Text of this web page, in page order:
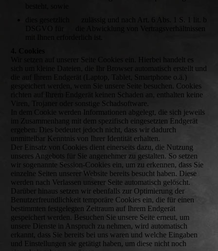
dies gesetzlich zulässig und nach Art. 6 Abs. 1 S. 1 lit. b
DSGVO für die Abwicklung von Vertragsverhältnissen
Wir setzen auf unserer Seite Cookies ein. Hierbei handelt es
sich um kleine Dateien, die Ihr Browser automatisch erstellt und
die auf Ihrem Endgerät (Laptop, Tablet, Smartphone o.ä.)
gespeichert werden, wenn Sie unsere Seite besuchen. Cookies
richten auf Ihrem Endgerät keinen Schaden an, enthalten keine
Viren, Trojaner oder sonstige Schadsoftware.
In dem Cookie werden Informationen abgelegt, die sich jeweils
im Zusammenhang mit dem spezifisch eingesetzten Endgerät
ergeben. Dies bedeutet jedoch nicht, dass wir dadurch
unmittelbar Kenntnis von Ihrer Identität erhalten.
Der Einsatz von Cookies dient einerseits dazu, die Nutzung
unseres Angebots für Sie angenehmer zu gestalten. So setzen
wir sogenannte Session-Cookies ein, um zu erkennen, dass Sie
einzelne Seiten unserer Website bereits besucht haben. Diese
werden nach Verlassen unserer Seite automatisch gelöscht.
Darüber hinaus setzen wir ebenfalls zur Optimierung der
Benutzerfreundlichkeit temporäre Cookies ein, die für einen
bestimmten festgelegten Zeitraum auf Ihrem Endgerät
gespeichert werden. Besuchen Sie unsere Seite erneut, um
unsere Dienste in Anspruch zu nehmen, wird automatisch
erkannt, dass Sie bereits bei uns waren und welche Eingaben
und Einstellungen sie getätigt haben, um diese nicht noch